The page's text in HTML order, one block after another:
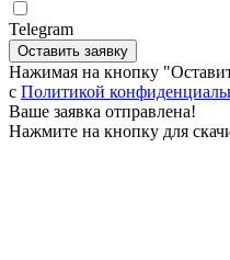
Telegram
Оставить заявку
Нажимая на кнопку
c Политикой
Ваше заявка отправлена!
Нажмите на кнопку для